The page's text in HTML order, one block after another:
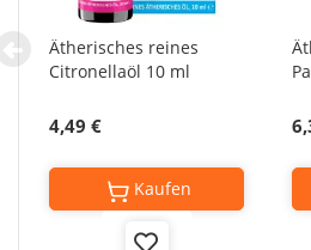
Ätherisches reines
Citronellaöl 10 ml
4,49 €
Kaufen